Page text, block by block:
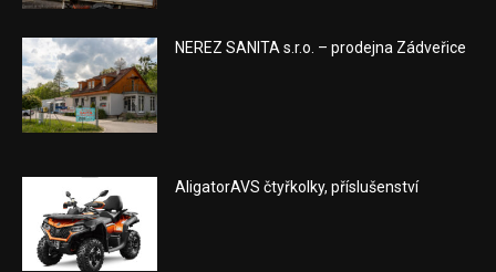
NEREZ SANITA s.r.o. – prodejna Zádveřice
AligatorAVS čtyřkolky, příslušenství